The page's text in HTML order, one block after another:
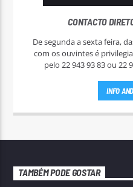
CONTACTO
De segunda a sexta feira,
com os ouvintes é
pelo 22 943 93 83 ou 22 943 93 88.
INFO
TAMBÉM PODE GOSTAR